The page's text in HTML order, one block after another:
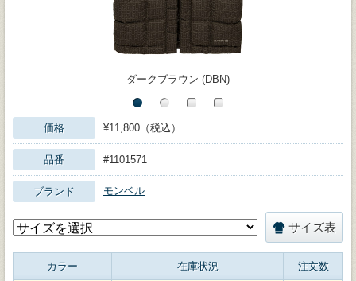
ダークブラウン (DBN)
価格 ¥11,800（税込）
品番 #1101571
ブランド モンベル
サイズ表
カラー 在庫状況 注文数